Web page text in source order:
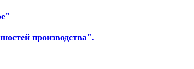
производства".